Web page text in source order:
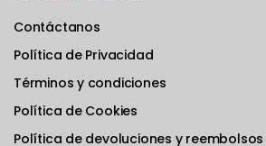
Contáctanos
Política de Privacidad
Términos y condiciones
Política de Cookies
Política de devoluciones y reembolsos